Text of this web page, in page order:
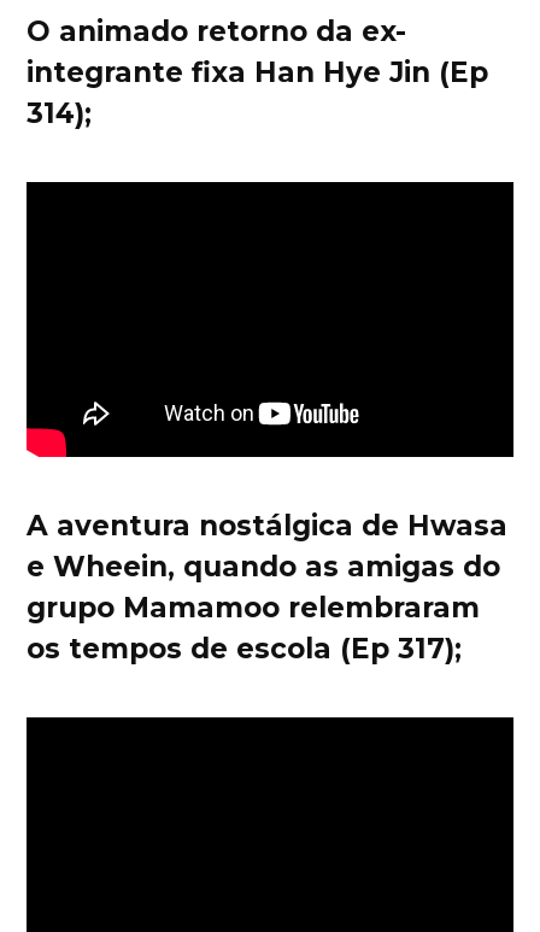
O animado retorno da ex-
integrante fixa Han Hye Jin (Ep
314);
A aventura nostálgica de Hwasa
e Wheein, quando as amigas do
grupo Mamamoo relembraram
os tempos de escola (Ep 317);